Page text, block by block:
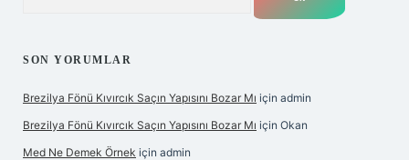
SON YORUMLAR
Brezilya Fönü Kıvırcık Saçın Yapısını Bozar Mı için admin
Brezilya Fönü Kıvırcık Saçın Yapısını Bozar Mı için Okan
Med Ne Demek Örnek için admin